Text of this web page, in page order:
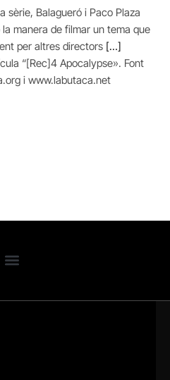
sèrie, Balagueró i Paco Plaza
manera de filmar un tema que
per altres directors […]
“[Rec]4 Apocalypse». Font
i www.labutaca.net